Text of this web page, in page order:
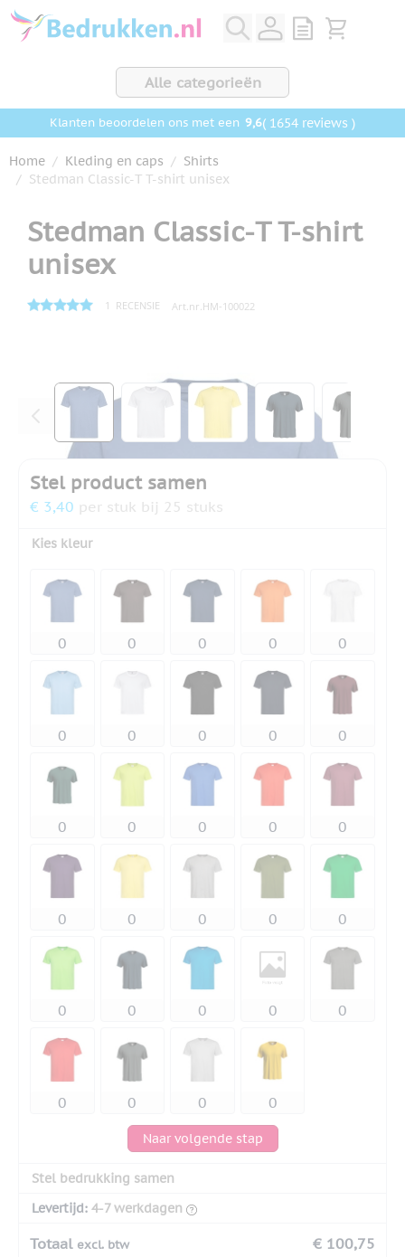
Ga naar de inhoud
View quote,
Bekijk
Alle categorieën
Klanten beoordelen ons met een 9,6( 1654 reviews )
Home / Kleding en caps / Shirts
/ Stedman Classic-T T-shirt unisex
Stedman Classic-T T-shirt
unisex
1 RECENSIE Art.nr. HM-100022
View larger imageView larger imageView larger image
View larger
Stel product samen
€ 3,40 per stuk bij 25 stuks
Kies kleur
Naar volgende stap
Stel bedrukking samen
Levertijd: 4-7 werkdagen
Totaal excl. btw
€ 100,75